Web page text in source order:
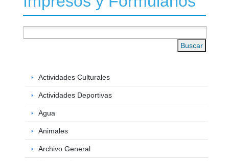
Buscar
Actividades Culturales
Actividades Deportivas
Agua
Animales
Archivo General